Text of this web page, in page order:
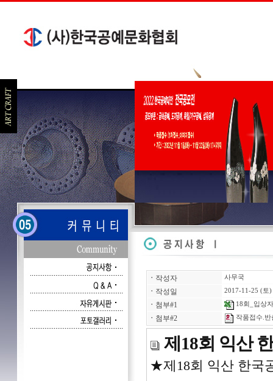
ㆍ 작성자 사무국
ㆍ 작성일 2017-11-25 (토)
ㆍ 첨부#1 18회_입상
ㆍ 첨부#2 작품접수.
제18회 익산
★제18회 익산 한국